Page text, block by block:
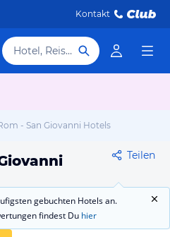
Kontakt
Hotel, Reiseziel
- San Giovanni Hotels
Teilen
gebuchten Hotels an.
findest Du hier